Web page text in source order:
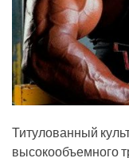
Титулованный
высокообъемного